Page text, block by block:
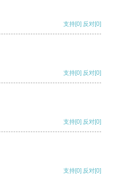
支持[0] 反对[0]
支持[0] 反对[0]
支持[0] 反对[0]
支持[0] 反对[0]